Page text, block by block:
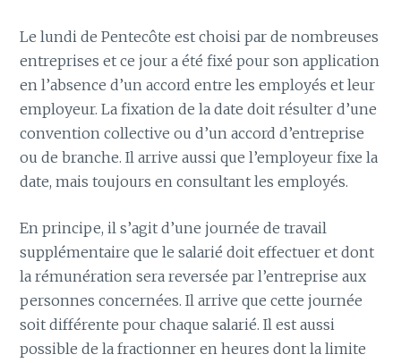
Le lundi de Pentecôte est choisi par de nombreuses
entreprises et ce jour a été fixé pour son application
en l’absence d’un accord entre les employés et leur
employeur. La fixation de la date doit résulter d’une
convention collective ou d’un accord d’entreprise
ou de branche. Il arrive aussi que l’employeur fixe la
date, mais toujours en consultant les employés.
En principe, il s’agit d’une journée de travail
supplémentaire que le salarié doit effectuer et dont
la rémunération sera reversée par l’entreprise aux
personnes concernées. Il arrive que cette journée
soit différente pour chaque salarié. Il est aussi
possible de la fractionner en heures dont la limite